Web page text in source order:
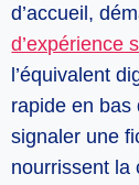
d’accueil,
d’expérience
l’équivalent
rapide en bas
signaler une
nourrissent la